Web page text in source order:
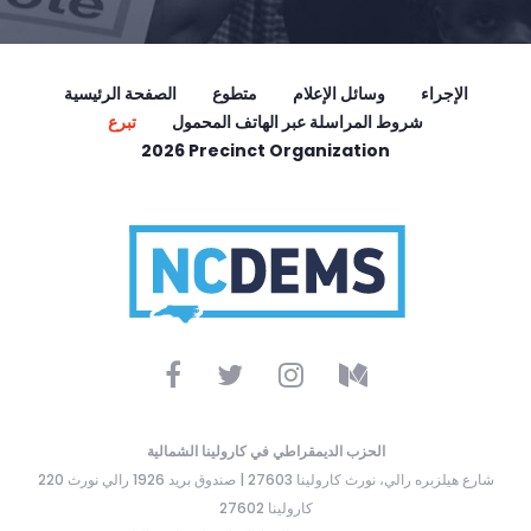
الصفحة الرئيسية متطوع وسائل الإعلام
الإجراء
تبرع
شروط المراسلة عبر الهاتف المحمول
2026 Precinct Organization
الحزب الديمقراطي في كارولينا الشمالية
220 شارع هيلزبره رالي، نورث كارولينا 27603 | صندوق بريد 1926 رالي نورث
كارولينا 27602